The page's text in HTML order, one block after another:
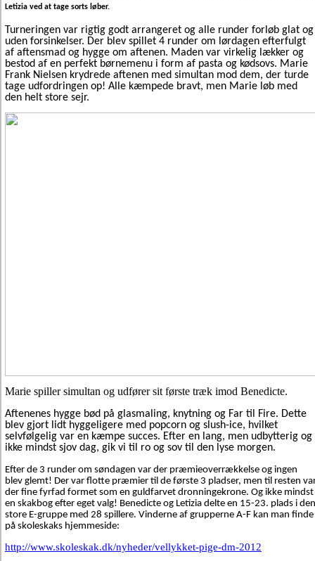
Letizia ved at tage sorts løber.
Turneringen var rigtig godt arrangeret og alle runder forløb glat og
uden forsinkelser. Der blev spillet 4 runder om lørdagen efterfulgt
af aftensmad og hygge om aftenen. Maden var virkelig lækker og
bestod af en perfekt børnemenu i form af pasta og kødsovs. Marie
Frank Nielsen krydrede aftenen med simultan mod dem, der turde
tage udfordringen op! Alle kæmpede bravt, men Marie løb med
den helt store sejr.
Marie spiller simultan og udfører sit første træk imod Benedicte.
Aftenenes hygge bød på glasmaling, knytning og Far til Fire. Dette
blev gjort lidt hyggeligere med popcorn og slush-ice, hvilket
selvfølgelig var en kæmpe succes. Efter en lang, men udbytterig og
ikke mindst sjov dag, gik vi til ro og sov til den lyse morgen.
Efter de 3 runder om søndagen var der præmieoverrækkelse og ingen
blev glemt! Der var flotte præmier til de første 3 pladser, men til resten
der fine fyrfad formet som en guldfarvet dronningekrone. Og ikke mindst
en skakbog efter eget valg! Benedicte og Letizia delte en 15-23. plads i den
store E-gruppe med 28 spillere. Vinderne af grupperne A-F kan man finde
på skoleskaks hjemmeside:
http://www.skoleskak.dk/nyheder/vellykket-pige-dm-2012